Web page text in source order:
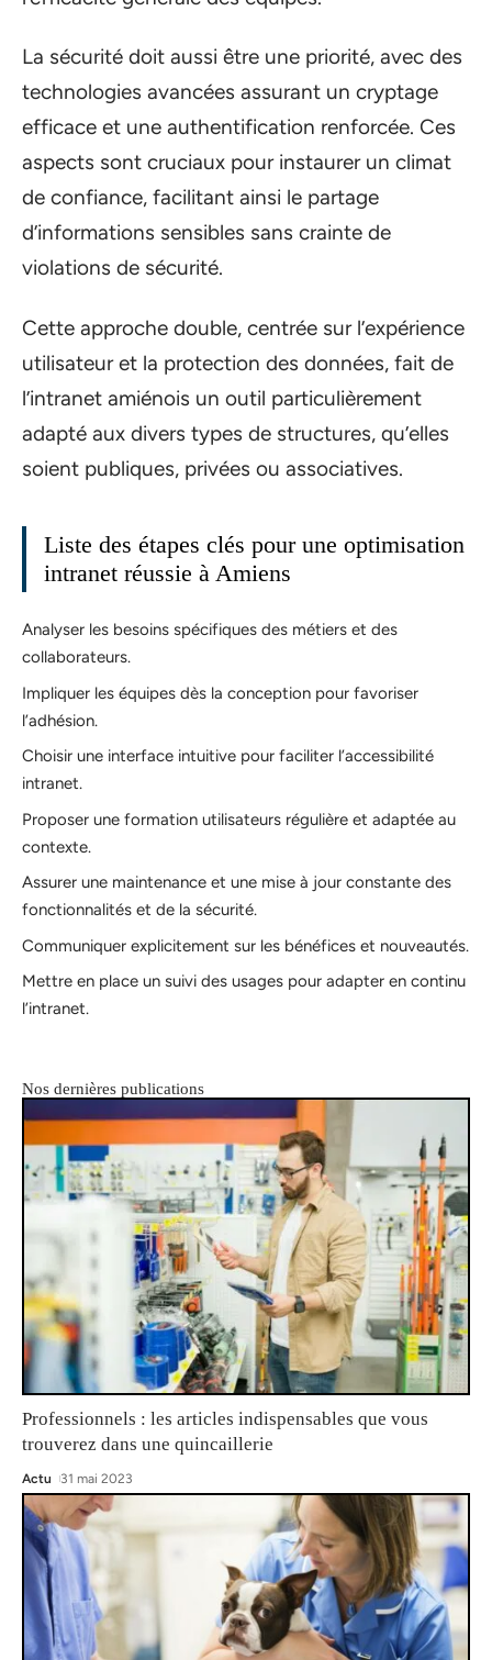
La sécurité doit aussi être une priorité, avec des
technologies avancées assurant un cryptage
efficace et une authentification renforcée. Ces
aspects sont cruciaux pour instaurer un climat
de confiance, facilitant ainsi le partage
d’informations sensibles sans crainte de
violations de sécurité.
Cette approche double, centrée sur l’expérience
utilisateur et la protection des données, fait de
l’intranet amiénois un outil particulièrement
adapté aux divers types de structures, qu’elles
soient publiques, privées ou associatives.
Liste des étapes clés pour une optimisation
intranet réussie à Amiens
Analyser les besoins spécifiques des métiers et des
collaborateurs.
Impliquer les équipes dès la conception pour favoriser
l’adhésion.
Choisir une interface intuitive pour faciliter l’accessibilité
intranet.
Proposer une formation utilisateurs régulière et adaptée au
contexte.
Assurer une maintenance et une mise à jour constante des
fonctionnalités et de la sécurité.
Communiquer explicitement sur les bénéfices et nouveautés.
Mettre en place un suivi des usages pour adapter en continu
l’intranet.
Nos dernières publications
Professionnels : les articles indispensables que vous
trouverez dans une quincaillerie
Actu 31 mai 2023